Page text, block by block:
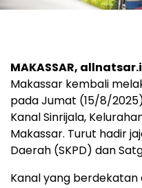
MAKASSAR,
Makassar kembali
pada Jumat (15/8/
Kanal Sinrijala,
Makassar. Turut hadir
Daerah (SKPD) dan
Kanal yang